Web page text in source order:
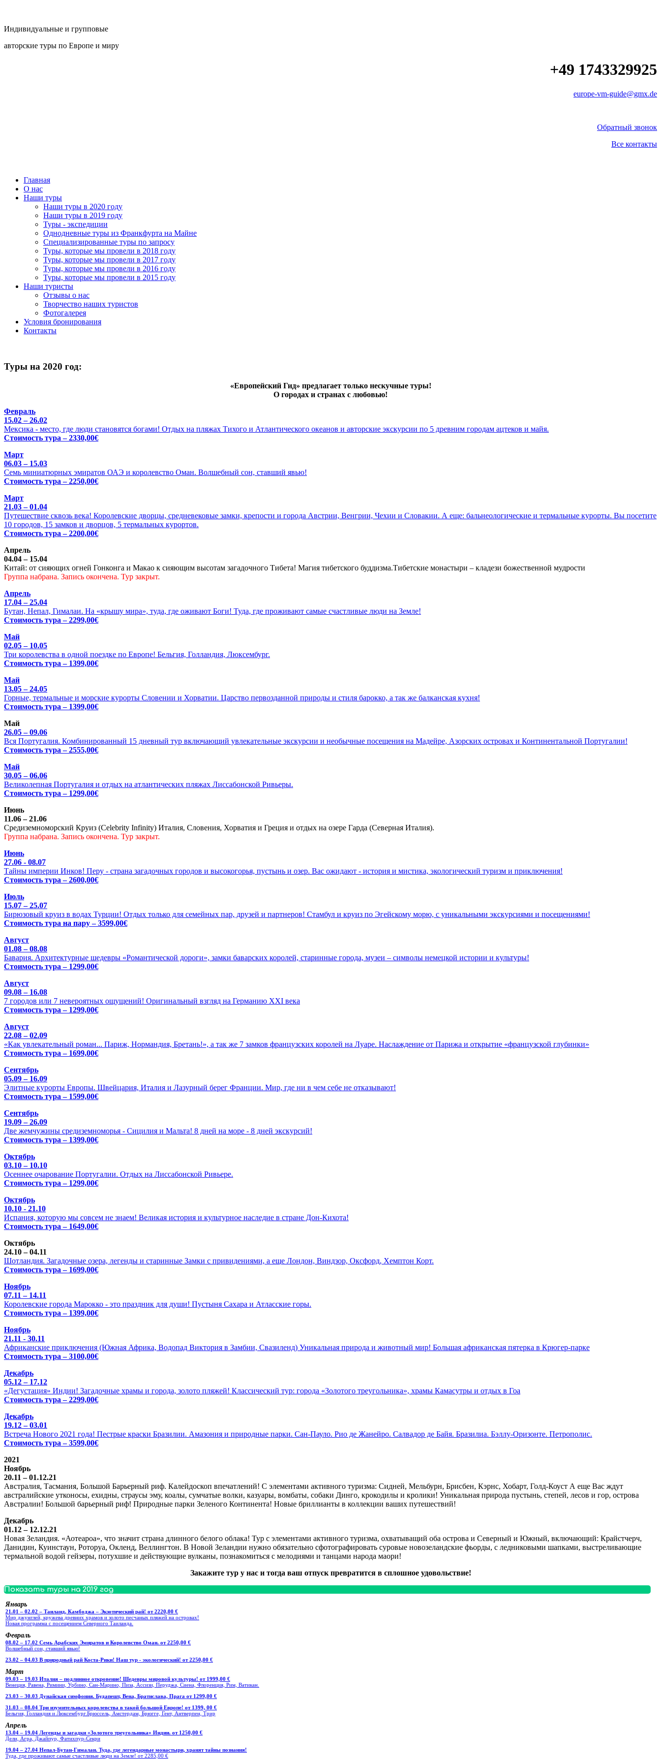
Индивидуальные и групповые
авторские туры по Европе и миру
+49 1743329925
europe-vm-guide@gmx.de
Обратный звонок
Все контакты
Главная
О нас
Наши туры
Наши туры в 2020 году
Наши туры в 2019 году
Туры - экспедиции
Однодневные туры из Франкфурта на Майне
Специализированные туры по запросу
Туры, которые мы провели в 2018 году
Туры, которые мы провели в 2017 году
Туры, которые мы провели в 2016 году
Туры, которые мы провели в 2015 году
Наши туристы
Отзывы о нас
Творчество наших туристов
Фотогалерея
Условия бронирования
Контакты
Туры на 2020 год:
«Европейский Гид» предлагает только нескучные туры!
О городах и странах с любовью!
Февраль
15.02 – 26.02
Мексика - место, где люди становятся богами! Отдых на пляжах Тихого и Атлантического океанов и авторские экскурсии по 5 древним городам ацтеков и майя.
Стоимость тура – 2330,00€
Март
06.03 – 15.03
Семь миниатюрных эмиратов ОАЭ и королевство Оман. Волшебный сон, ставший явью!
Стоимость тура – 2250,00€
Март
21.03 – 01.04
Путешествие сквозь века! Королевские дворцы, средневековые замки, крепости и города Австрии, Венгрии, Чехии и Словакии. А еще: бальнеологические и термальные курорты. Вы посетите
10 городов, 15 замков и дворцов, 5 термальных курортов.
Стоимость тура – 2200,00€
Апрель
04.04 – 15.04
Китай: от сияющих огней Гонконга и Макао к сияющим высотам загадочного Тибета! Магия тибетского буддизма.Тибетские монастыри – кладези божественной мудрости
Группа набрана. Запись окончена. Тур закрыт.
Апрель
17.04 – 25.04
Бутан, Непал, Гималаи. На «крышу мира», туда, где оживают Боги! Туда, где проживают самые счастливые люди на Земле!
Стоимость тура – 2299,00€
Май
02.05 – 10.05
Три королевства в одной поездке по Европе! Бельгия, Голландия, Люксембург.
Стоимость тура – 1399,00€
Май
13.05 – 24.05
Горные, термальные и морские курорты Словении и Хорватии. Царство первозданной природы и стиля барокко, а так же балканская кухня!
Стоимость тура – 1399,00€
Май
26.05 – 09.06
Вся Португалия. Комбинированный 15 дневный тур включающий увлекательные экскурсии и необычные посещения на Мадейре, Азорских островах и Континентальной Португалии!
Стоимость тура – 2555,00€
Май
30.05 – 06.06
Великолепная Португалия и отдых на атлантических пляжах Лиссабонской Ривьеры.
Стоимость тура – 1299,00€
Июнь
11.06 – 21.06
Средиземноморский Круиз (Celebrity Infinity) Италия, Словения, Хорватия и Греция и отдых на озере Гарда (Северная Италия).
Группа набрана. Запись окончена. Тур закрыт.
Июнь
27.06 - 08.07
Тайны империи Инков! Перу - страна загадочных городов и высокогорья, пустынь и озер. Вас ожидают - история и мистика, экологический туризм и приключения!
Стоимость тура – 2600,00€
Июль
15.07 – 25.07
Бирюзовый круиз в водах Турции! Отдых только для семейных пар, друзей и партнеров! Стамбул и круиз по Эгейскому морю, с уникальными экскурсиями и посещениями!
Стоимость тура на пару – 3599,00€
Август
01.08 – 08.08
Бавария. Архитектурные шедевры «Романтической дороги», замки баварских королей, старинные города, музеи – символы немецкой истории и культуры!
Стоимость тура – 1299,00€
Август
09.08 – 16.08
7 городов или 7 невероятных ощущений! Оригинальный взгляд на Германию XXI века
Стоимость тура – 1299,00€
Август
22.08 – 02.09
«Как увлекательный роман... Париж, Нормандия, Бретань!», а так же 7 замков французских королей на Луаре. Наслаждение от Парижа и открытие «французской глубинки»
Стоимость тура – 1699,00€
Сентябрь
05.09 – 16.09
Элитные курорты Европы. Швейцария, Италия и Лазурный берег Франции. Мир, где ни в чем себе не отказывают!
Стоимость тура – 1599,00€
Сентябрь
19.09 – 26.09
Две жемчужины средиземноморья - Сицилия и Мальта! 8 дней на море - 8 дней экскурсий!
Стоимость тура – 1399,00€
Октябрь
03.10 – 10.10
Осеннее очарование Португалии. Отдых на Лиссабонской Ривьере.
Стоимость тура – 1299,00€
Октябрь
10.10 - 21.10
Испания, которую мы совсем не знаем! Великая история и культурное наследие в стране Дон-Кихота!
Стоимость тура – 1649,00€
Октябрь
24.10 – 04.11
Шотландия. Загадочные озера, легенды и старинные Замки с привидениями, а еще Лондон, Виндзор, Оксфорд, Хемптон Корт.
Стоимость тура – 1699,00€
Ноябрь
07.11 – 14.11
Королевские города Марокко - это праздник для души! Пустыня Сахара и Атласские горы.
Стоимость тура – 1399,00€
Ноябрь
21.11 - 30.11
Африканские приключения (Южная Африка, Водопад Виктория в Замбии, Свазиленд) Уникальная природа и животный мир! Большая африканская пятерка в Крюгер-парке
Стоимость тура – 3100,00€
Декабрь
05.12 – 17.12
«Дегустация» Индии! Загадочные храмы и города, золото пляжей! Классический тур: города «Золотого треугольника», храмы Камасутры и отдых в Гоа
Стоимость тура – 2299,00€
Декабрь
19.12 – 03.01
Встреча Нового 2021 года! Пестрые краски Бразилии. Амазония и природные парки. Сан-Пауло. Рио де Жанейро. Салвадор де Байя. Бразилиа. Бэллу-Оризонте. Петрополис.
Стоимость тура – 3599,00€
2021
Ноябрь
20.11 – 01.12.21
Австралия, Тасмания, Большой Барьерный риф. Калейдоскоп впечатлений! С элементами активного туризма: Сидней, Мельбурн, Брисбен, Кэрнс, Хобарт, Голд-Коуст А еще Вас ждут
австралийские утконосы, ехидны, страусы эму, коалы, сумчатые волки, казуары, вомбаты, собаки Динго, крокодилы и кролики! Уникальная природа пустынь, степей, лесов и гор, острова
Австралии! Большой барьерный риф! Природные парки Зеленого Континента! Новые бриллианты в коллекции ваших путешествий!
Декабрь
01.12 – 12.12.21
Новая Зеландия. «Аотеароа», что значит страна длинного белого облака! Тур с элементами активного туризма, охватыващий оба острова и Северный и Южный, включающий: Крайстчерч,
Данидин, Куинстаун, Роторуа, Окленд, Веллингтон. В Новой Зеландии нужно обязательно сфотографировать суровые новозеландские фьорды, с ледниковыми шапками, выстреливающие
термальной водой гейзеры, потухшие и действующие вулканы, познакомиться с мелодиями и танцами народа маори!
Закажите тур у нас и тогда ваш отпуск превратится в сплошное удовольствие!
Показать туры на 2019 год
Январь
21.01 – 02.02 – Таиланд, Камбоджа – Экзотический рай! от 2220,00 €
Мир джунглей, кружева древних храмов и золото песчаных пляжей на островах!
Новая программа с посещением Северного Таиланда.
Февраль
08.02 – 17.02 Семь Арабских Эмиратов и Королевство Оман. от 2250,00 €
Волшебный сон, ставший явью!
23.02 – 04.03 В природный рай Коста-Рики! Наш тур - экологический! от 2250,00 €
Март
09.03 – 19.03 Италия – подлинное откровение! Шедевры мировой культуры! от 1999,00 €
Венеция, Равена, Римини, Урбино, Сан-Марино, Пиза, Ассизи, Перуджа, Сиена, Флоренция, Рим, Ватикан.
23.03 – 30.03 Дунайская симфония. Будапешт, Вена, Братислава, Прага от 1299,00 €
31.03 – 08.04 Три изумительных королевства в такой большой Европе! от 1399, 00 €
Бельгия, Голландия и Люксембург.Брюссель, Амстердам, Брюгге, Гент, Антверпен, Трир
Апрель
13.04 – 19.04 Легенды и загадки «Золотого треугольника» Индии. от 1250,00 €
Дели, Агра, Джайпур, Фатихпур-Секри
19.04 – 27.04 Непал-Бутан-Гималаи. Туда, где легендарные монастыри, хранят тайны познания!
Туда, где проживают самые счастливые люди на Земле! от 2285,00 €